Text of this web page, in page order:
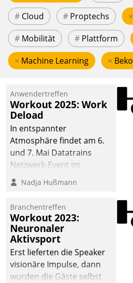
# Cloud # Proptechs ×
# Mobilität # Plattform
× Machine Learning × Beko
Anwendertreffen
Workout 2025: Work
Deload
In entspannter
Atmosphäre findet am 6.
und 7. Mai Datatrains
Netzwerk-Event im
Kunden- und Partnerkreis
statt. Zentrale Frage: Wie
Mammutprojekte
meistern und Workloads
wuppen – bei zunehmend
anspruchsvollen
Aufgaben und
abnehmendem
Nadja Hußmann
Branchentreffen
Workout 2023:
Neuronaler
Aktivsport
Erst lieferten die Speaker
visionäre Impulse, dann
wurden die Gäste selbst